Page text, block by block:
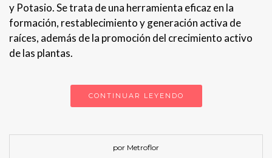
y Potasio. Se trata de una herramienta eficaz en la
formación, restablecimiento y generación activa de
raíces, además de la promoción del crecimiento activo
de las plantas.
CONTINUAR LEYENDO
por Metroflor